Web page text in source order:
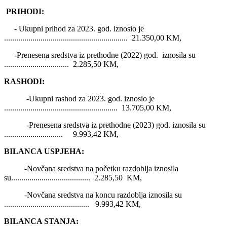
PRIHODI:
- Ukupni prihod za 2023. god. iznosio je
............................................................. 21.350,00 KM,
-Prenesena sredstva iz prethodne (2022) god. iznosila su
................................ 2.285,50 KM,
RASHODI:
-Ukupni rashod za 2023. god. iznosio je
........................................................ 13.705,00 KM,
-Prenesena sredstva iz prethodne (2023) god. iznosila su
............................. 9.993,42 KM,
BILANCA USPJEHA:
-Novčana sredstva na početku razdoblja iznosila
su....................................... 2.285,50 KM,
-Novčana sredstva na koncu razdoblja iznosila su
.......................................... 9.993,42 KM,
BILANCA STANJA: